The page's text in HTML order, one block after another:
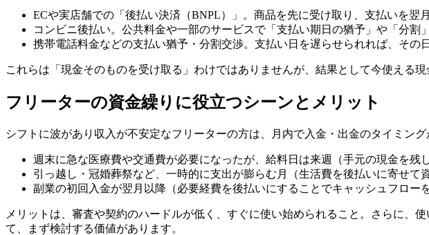
ECや実店舗での「後払い決済（BNPL）」。商品を先に受け取り、支払いを翌
コンビニ後払い。公共料金や一部のサービスで「支払い期日の猶予」や「分割
携帯電話料金などの支払い猶予・分割交渉。支払い日を遅らせられれば、その
これらは「現金そのものを受け取る」わけではありませんが、結果として今使える
フリーターの資金繰りに役立つシーンとメリット
シフトに波があり収入が不安定なフリーターの方は、月内で入金・出金のタイミン
週末に急な医療費や交通費が必要になったが、給料日は来週（手元の現金を残
引っ越し・冠婚葬祭など、一時的に支出が膨らむ月（生活費を後払いに寄せて
副業の初回入金が翌月以降（必要経費を後払いにすることでキャッシュフロー
メリットは、審査や契約のハードルが低く、すぐに使い始められること。さらに、
て、まず検討する価値があります。